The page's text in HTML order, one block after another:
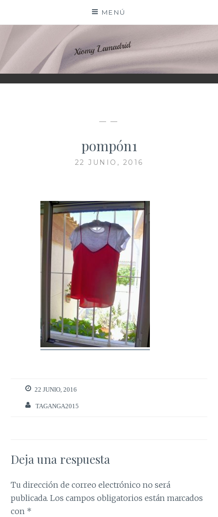
contenido
MENÚ
XIOMY LAMADRID
— —
pompón1
22 JUNIO, 2016
22 JUNIO, 2016
TAGANGA2015
Deja una respuesta
Tu dirección de correo electrónico no será
publicada. Los campos obligatorios están marcados
con *